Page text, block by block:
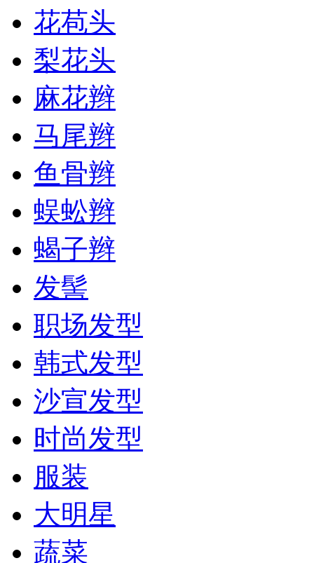
花苞头
梨花头
麻花辫
马尾辫
鱼骨辫
蜈蚣辫
蝎子辫
发髻
职场发型
韩式发型
沙宣发型
时尚发型
服装
大明星
蔬菜